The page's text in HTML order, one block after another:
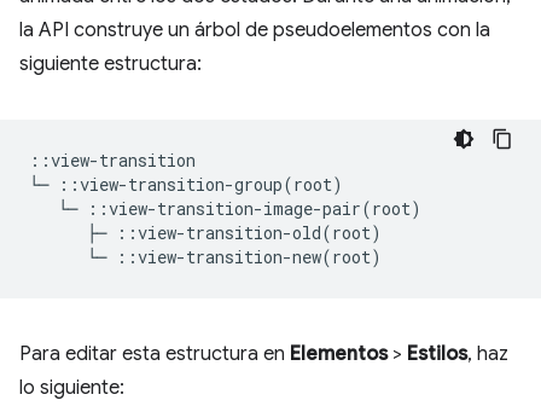
la API construye un árbol de pseudoelementos con la
siguiente estructura:
::view-transition
└─ ::view-transition-group(root)
   └─ ::view-transition-image-pair(root)
      ├─ ::view-transition-old(root)
Para editar esta estructura en Elementos> Estilos, haz
lo siguiente: